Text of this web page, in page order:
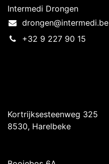
Intermedi Drongen
drongen@intermedi.be
+32 9 227 90 15
Kortrijksesteenweg 325
8530, Harelbeke